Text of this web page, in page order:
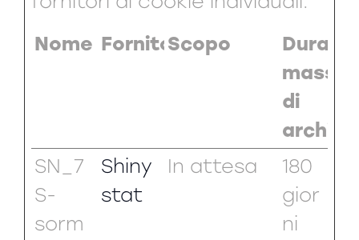
Nome FornitoreScopo
Durata
di
SN_7
S-
sorm
Shiny
stat
In attesa
180
gior
ni